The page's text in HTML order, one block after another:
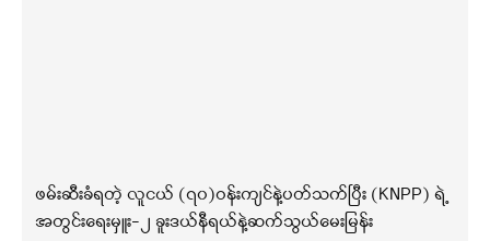
ဖမ်းဆီးခံရတဲ့ လူငယ် (၇၀)ဝန်းကျင်နဲ့ပတ်သက်ပြီး (KNPP) ရဲ့
အတွင်းရေးမှူး-၂ ခူးဒယ်နီရယ်နဲ့ဆက်သွယ်မေးမြန်း